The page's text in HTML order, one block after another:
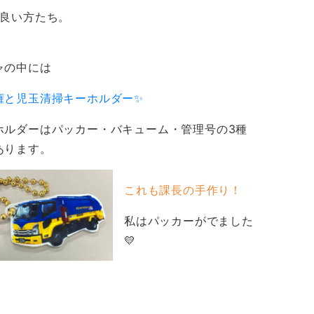
い方たち。
の中には
と児玉清掃キーホルダー✨
ルダーはパッカー・バキューム・管理号の3種
ます。
これも課長の手作り！
私はパッカーがでました
💛